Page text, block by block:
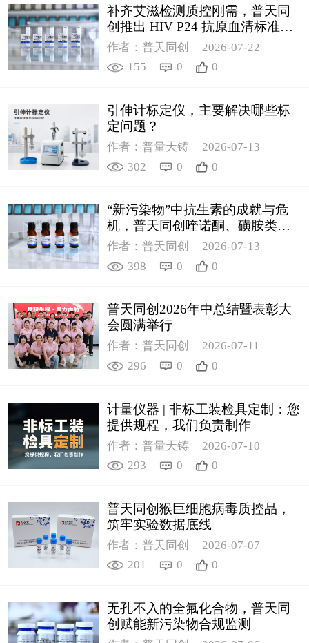
补齐艾滋检测质控刚需，普天同
创推出 HIV P24 抗原血清标准物
质
作者：普天同创
2026-07-22
155
0 0
引伸计标定仪，主要解决哪些标
定问题？
作者：普量天铸
2026-07-13
302
0 0
“新污染物”中抗生素的成就与危
机，普天同创喹诺酮、磺胺类质
控新品筑牢环境安全防线
作者：普天同创
2026-07-13
398
0 0
普天同创2026年中总结暨表彰大
会圆满举行
作者：普天同创
2026-07-11
296
0 0
计量仪器 | 非标工装检具定制：您
提供规程，我们负责制作
作者：普量天铸
2026-07-10
293
0 0
普天同创猴巨细胞病毒质控品，
筑牢实验数据底线
作者：普天同创
2026-07-07
201
0 0
无孔不入的全氟化合物，普天同
创赋能新污染物合规监测